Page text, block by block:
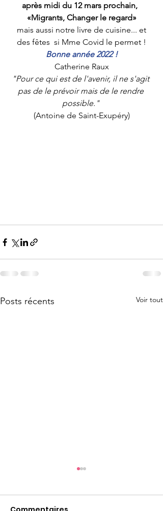
après midi du 12 mars prochain,
«Migrants, Changer le regard»
des fêtes  si Mme Covid le permet !
Bonne année 2022 !
Catherine Raux
"Pour ce qui est de l'avenir, il ne s'agit
pas de le prévoir mais de le rendre
possible."
(Antoine de Saint-Exupéry)
Posts récents Voir tout